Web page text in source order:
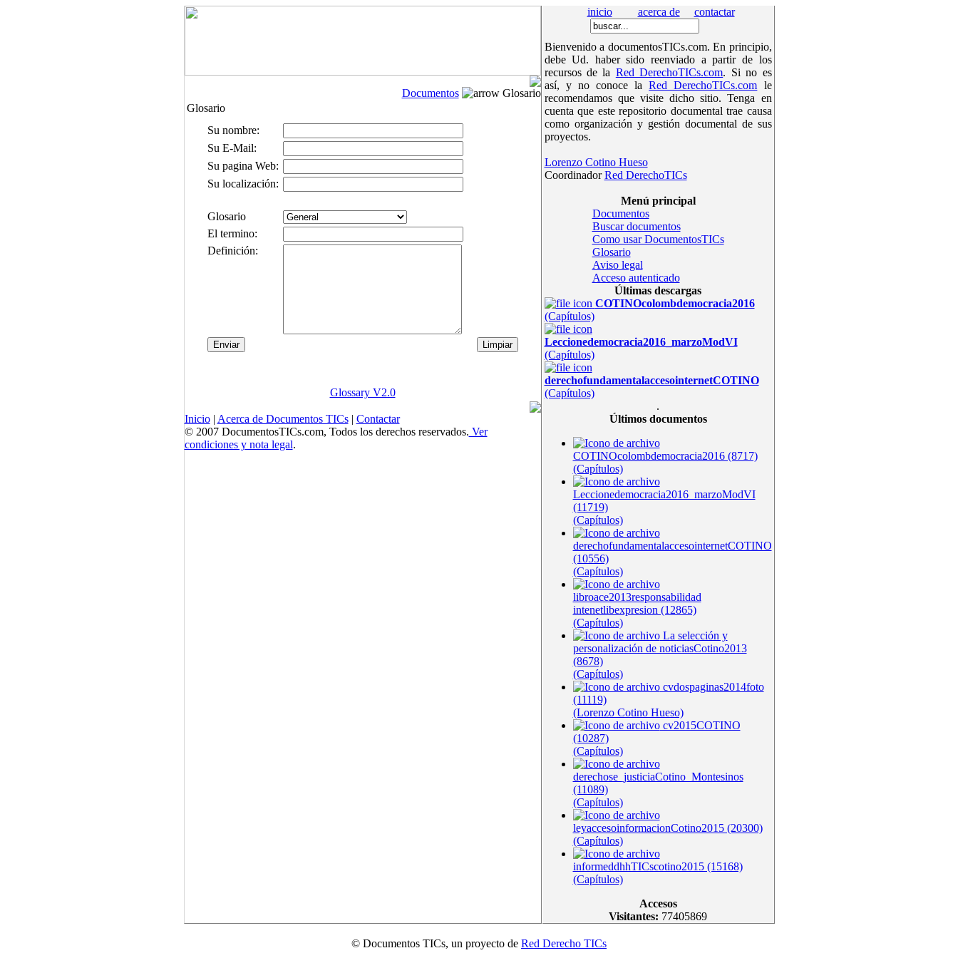
Documentos
Glosario
Glosario
Su nombre:
Su E-Mail:
Su pagina Web:
Su localización:
Glosario
El termino:
Definición:
Glossary V2.0
Inicio| Acerca de Documentos TICs| Contactar
© 2007 DocumentosTICs.com, Todos los derechos reservados. Ver
condiciones y nota legal.
inicio acerca de contactar
Bienvenido a documentosTICs.com. En principio,
debe Ud. haber sido reenviado a partir de los
recursos de la Red DerechoTICs.com. Si no es
así, y no conoce laRed DerechoTICs.com le
recomendamos que visite dicho sitio. Tenga en
cuenta que este repositorio documental trae causa
como organización y gestión documental de sus
proyectos.
Lorenzo Cotino Hueso
CoordinadorRed DerechoTICs
Menú principal
Documentos
Buscar documentos
Como usar DocumentosTICs
Glosario
Aviso legal
Acceso autenticado
Últimas descargas
COTINOcolombdemocracia2016
(Capítulos)
Leccionedemocracia2016_marzoModVI
(Capítulos)
derechofundamentalaccesointernetCOTINO
(Capítulos)
.
Últimos documentos
COTINOcolombdemocracia2016 (8717)
(Capítulos)
Leccionedemocracia2016_marzoModVI
(11719)
(Capítulos)
derechofundamentalaccesointernetCOTINO
(10556)
(Capítulos)
libroace2013responsabilidad
intenetlibexpresion (12865)
(Capítulos)
La selección y
personalización de noticiasCotino2013
(8678)
(Capítulos)
cvdospaginas2014foto
(11119)
(Lorenzo Cotino Hueso)
cv2015COTINO
(10287)
(Capítulos)
derechose_justiciaCotino_Montesinos
(11089)
(Capítulos)
leyaccesoinformacionCotino2015 (20300)
(Capítulos)
informeddhhTICscotino2015 (15168)
(Capítulos)
Accesos
Visitantes: 77405869
© Documentos TICs, un proyecto de Red Derecho TICs